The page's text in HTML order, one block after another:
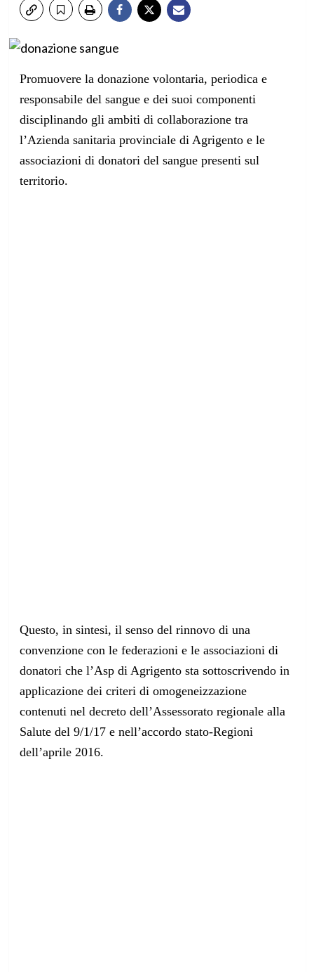
Promuovere la donazione volontaria, periodica e
responsabile del sangue e dei suoi componenti
disciplinando gli ambiti di collaborazione tra
l’Azienda sanitaria provinciale di Agrigento e le
associazioni di donatori del sangue presenti sul
territorio.
Questo, in sintesi, il senso del rinnovo di una
convenzione con le federazioni e le associazioni di
donatori che l’Asp di Agrigento sta sottoscrivendo in
applicazione dei criteri di omogeneizzazione
contenuti nel decreto dell’Assessorato regionale alla
Salute del 9/1/17 e nell’accordo stato-Regioni
dell’aprile 2016.